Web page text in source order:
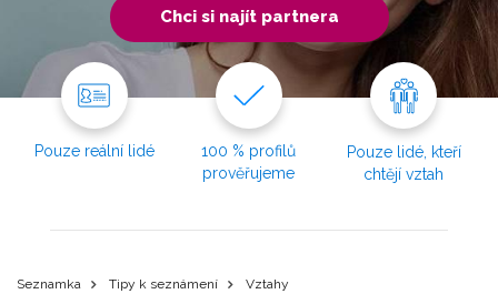
Chci si najít partnera
Pouze reální lidé
100 % profilů
prověřujeme
Pouze lidé, kteří
chtějí vztah
Seznamka Tipy k seznámení
Vztahy